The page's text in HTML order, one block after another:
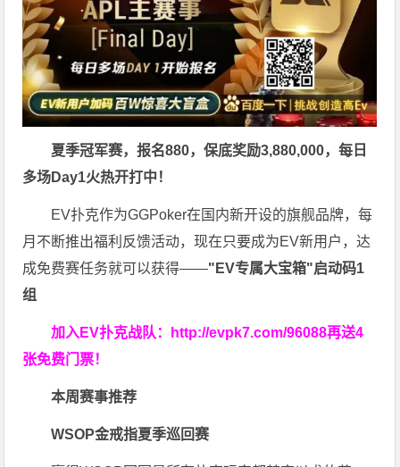
夏季冠军赛，报名880，保底奖励3,880,000，每日
多场Day1火热开打中！
EV扑克作为GGPoker在国内新开设的旗舰品牌，每
月不断推出福利反馈活动，现在只要成为EV新用户，达
成免费赛任务就可以获得——"EV专属大宝箱"启动码1
组
加入EV扑克战队： http://evpk7.com/96088再送4
张免费门票！
本周赛事推荐
WSOP金戒指夏季巡回赛